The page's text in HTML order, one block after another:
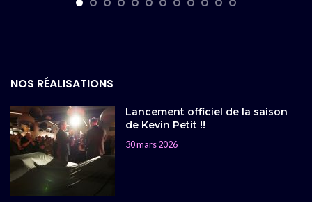
NOS RÉALISATIONS
Lancement officiel de la saison
de Kevin Petit !!
30 mars 2026